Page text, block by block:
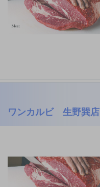
ワンカルビ 生野巽店